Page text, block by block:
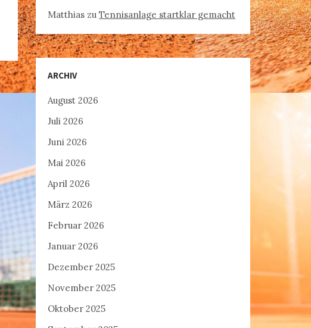
Matthias zu Tennisanlage startklar gemacht
ARCHIV
August 2026
Juli 2026
Juni 2026
Mai 2026
April 2026
März 2026
Februar 2026
Januar 2026
Dezember 2025
November 2025
Oktober 2025